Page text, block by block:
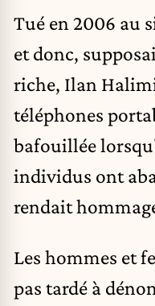
Tué en 2006 au
et donc,
riche, Ilan
téléphones
bafouillée
individus ont
rendait
Les hommes et
pas tardé à